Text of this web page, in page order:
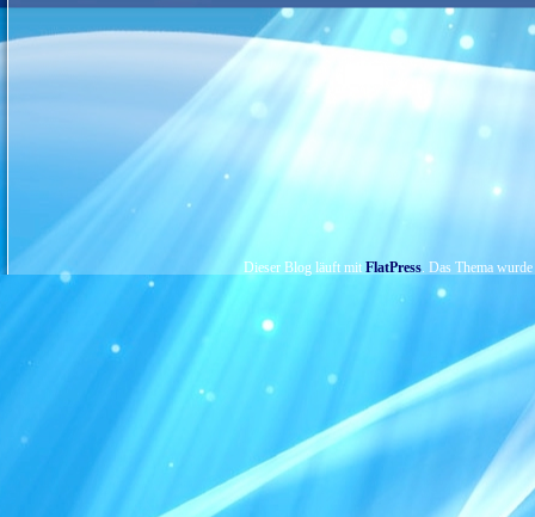
Dieser Blog läuft mit FlatPress. Das Thema